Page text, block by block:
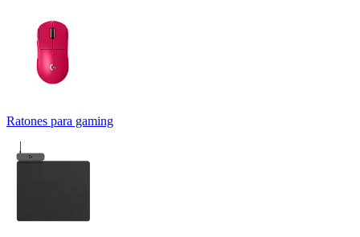
Ratones para gaming